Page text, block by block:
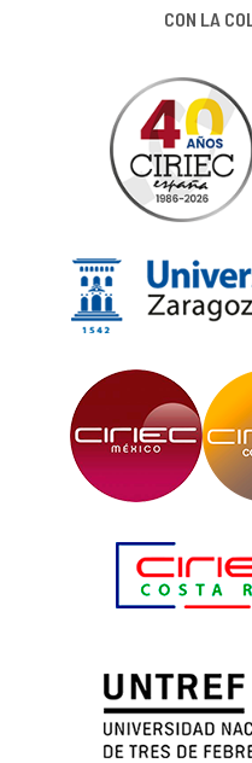
CON LA